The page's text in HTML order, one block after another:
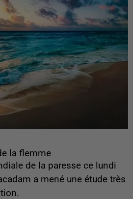
la flemme
de la paresse ce lundi
a mené une étude très